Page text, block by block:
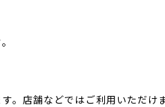
。店舗などではご利用いただけ